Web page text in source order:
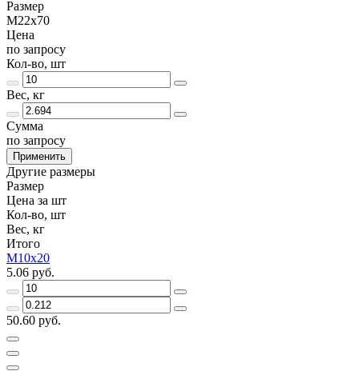
Размер
М22х70
Цена
по запросу
Кол-во, шт
Вес, кг
Сумма
по запросу
Применить
Другие размеры
Размер
Цена за шт
Кол-во, шт
Вес, кг
Итого
М10х20
5.06 руб.
50.60 руб.